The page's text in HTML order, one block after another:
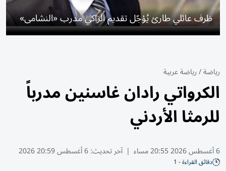
ظرف عائلي طارئ يُؤجّل تقديم الزاكي مدرب «النشامى»
رياضة/رياضة عربية
الكرواتي رادان غاسنين مدرباً
للرمثا الأردني
6 أغسطس 2026 20:55 مساء | آخر تحديث:6 أغسطس 20:59 2026
دقائق القراءة - 1